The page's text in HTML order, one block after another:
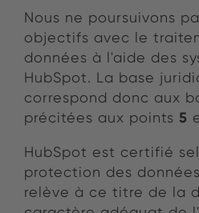
Nous ne poursuivons
objectifs avec le
données à l'aide des
HubSpot. La base
correspond donc aux
précitées aux points 5
HubSpot est certifié
protection des
relève à ce titre de la